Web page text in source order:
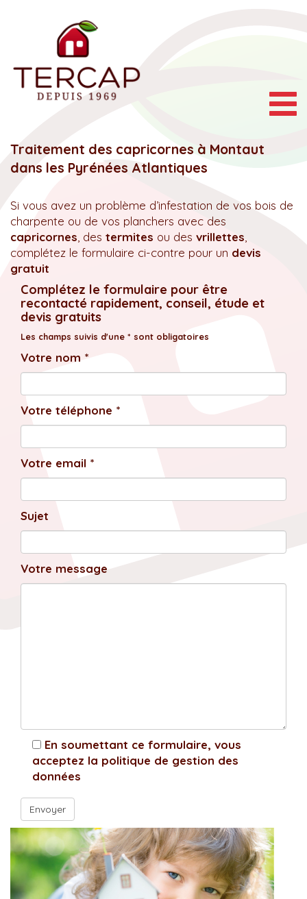
Traitement des capricornes à Montaut
dans les Pyrénées Atlantiques
Si vous avez un problème d’infestation de vos bois de
charpente ou de vos planchers avec des
capricornes , des termites ou des vrillettes
complétez le formulaire ci-contre pour un devis
gratuit
Complétez le formulaire pour être
recontacté rapidement, conseil, étude et
devis gratuits
Les champs suivis d'une * sont obligatoires
Votre nom *
Votre téléphone *
Votre email *
Sujet
Votre message
En soumettant ce formulaire, vous
acceptez la politique de gestion des
données